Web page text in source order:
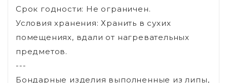
Срок годности: Не ограничен.
Условия хранения: Хранить в сухих
помещениях, вдали от нагревательных
предметов.
---
Бондарные изделия выполненные из липы,